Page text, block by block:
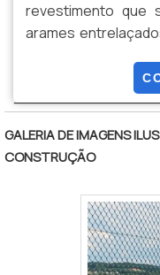
revestimento
arames entrelaçados em forma
rolos ou em
evitando perda
pois produzimos
medida. Vantagens:
GALERIA DE IMAGENS
CONSTRUÇÃO